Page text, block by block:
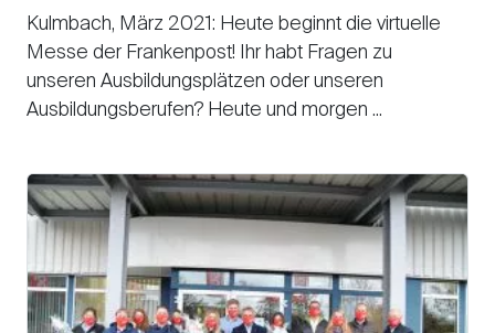
Kulmbach, März 2021: Heute beginnt die virtuelle
Messe der Frankenpost! Ihr habt Fragen zu
unseren Ausbildungsplätzen oder unseren
Ausbildungsberufen? Heute und morgen ...